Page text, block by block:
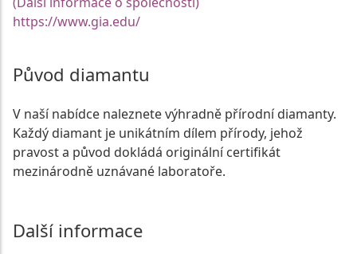
https://www.gia.edu/
Původ diamantu
V naší nabídce naleznete výhradně přírodní diamanty.
Každý diamant je unikátním dílem přírody, jehož
pravost a původ dokládá originální certifikát
mezinárodně uznávané laboratoře.
Další informace